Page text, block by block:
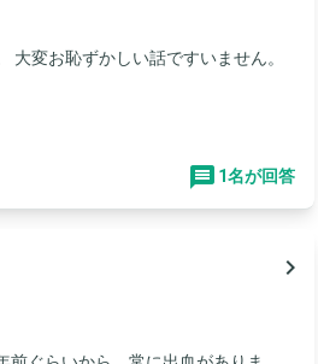
変お恥ずかしい話ですいません。
1名が回答
navigate_next